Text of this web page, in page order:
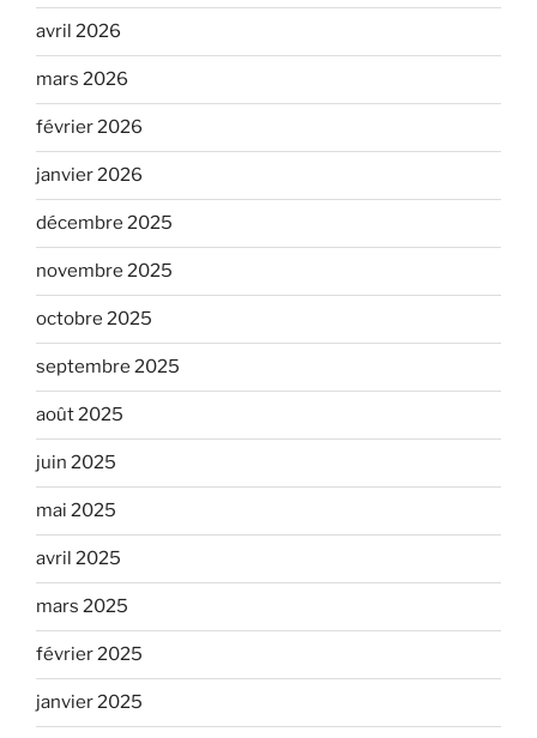
avril 2026
mars 2026
février 2026
janvier 2026
décembre 2025
novembre 2025
octobre 2025
septembre 2025
août 2025
juin 2025
mai 2025
avril 2025
mars 2025
février 2025
janvier 2025